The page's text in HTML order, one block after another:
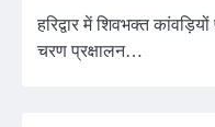
हरिद्वार में शिवभक्त
चरण प्रक्षालन…